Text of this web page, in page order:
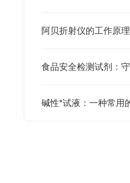
阿贝折射仪的工作原理